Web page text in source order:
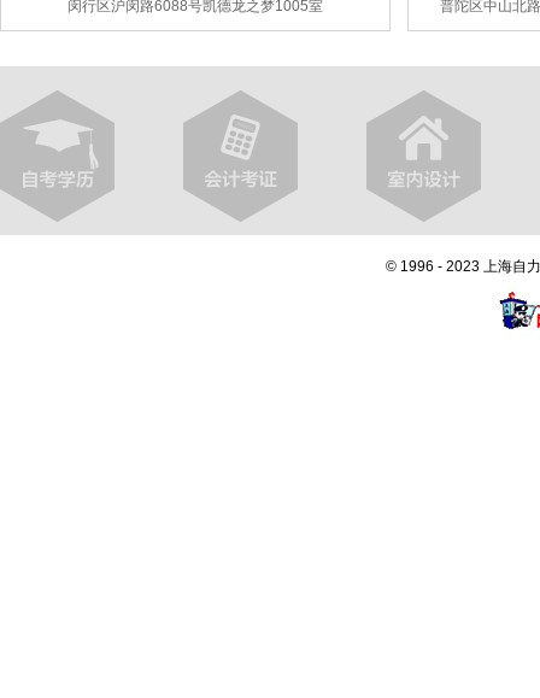
闵行区沪闵路6088号凯德龙之梦1005室
普陀区中山北
© 1996 - 2023 上海自